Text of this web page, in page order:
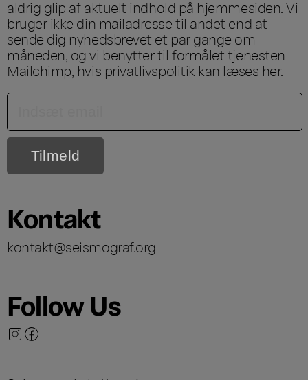
aldrig glip af aktuelt indhold på hjemmesiden. Vi
bruger ikke din mailadresse til andet end at
sende dig nyhedsbrevet et par gange om
måneden, og vi benytter til formålet tjenesten
Mailchimp, hvis privatlivspolitik kan læses her.
Kontakt
kontakt@seismograf.org
Follow Us